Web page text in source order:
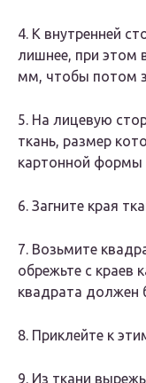
4. К внутренней
лишнее, при этом
мм, чтобы потом
5. На лицевую
ткань, размер
картонной формы
6. Загните края
7. Возьмите
обрежьте с краев
квадрата должен
8. Приклейте к
9. Из ткани